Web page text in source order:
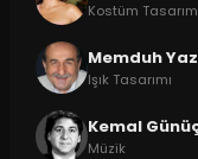
Kostüm Tasarım
Memduh
Işık Tasarımı
Kemal
Müzik